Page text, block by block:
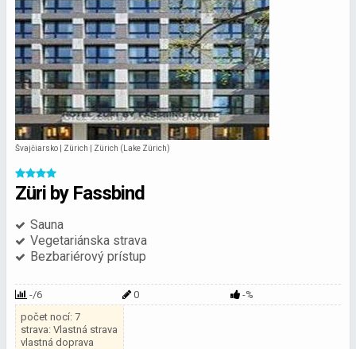
Švajčiarsko | Zürich | Zürich (Lake Zürich)
Züri by Fassbind
Sauna
Vegetariánska strava
Bezbariérový prístup
-/6 0
-%
počet nocí: 7
strava: Vlastná strava
vlastná doprava